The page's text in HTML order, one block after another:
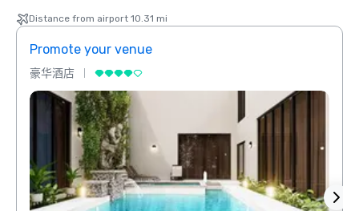
Distance from airport 10.31 mi
Promote your venue
豪华酒店